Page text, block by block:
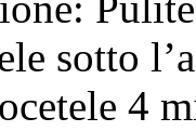
sotto
4